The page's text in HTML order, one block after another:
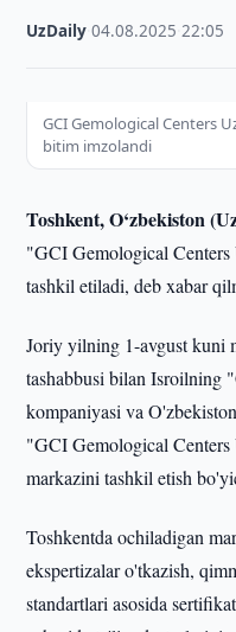
UzDaily ·04.08.2025 ·22:05
GCI Gemological Centers
bitim imzolandi
Toshkent, O‘zbekiston
"GCI Gemological
tashkil etiladi, deb xabar
Joriy yilning 1-avgust kuni
tashabbusi bilan Isroilning
kompaniyasi va
"GCI Gemological
markazini tashkil etish
Toshkentda ochiladigan
ekspertizalar o'tkazish,
standartlari asosida